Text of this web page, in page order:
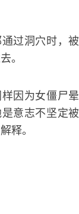
过洞穴时，
。
因为女僵尸
是意志不坚定
释。